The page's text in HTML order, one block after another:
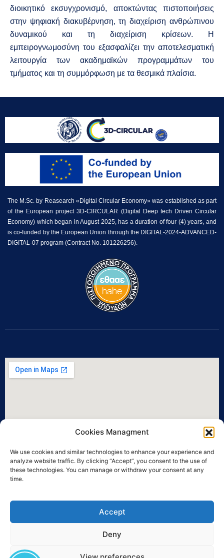
Cookies Managment
We use cookies and similar technologies to enhance your experience and
analyze website traffic. By clicking “Accept”, you consent to the use of
these technologies. You can manage or withdraw your consent at any
time.
Accept
Deny
διοικητικό εκσυγχρονισμό, αποκτώντας πιστοποιήσεις
στην ψηφιακή διακυβέρνηση, τη διαχείριση ανθρώπινου
δυναμικού και τη διαχείριση κρίσεων. Η
εμπειρογνωμοσύνη του εξασφαλίζει την αποτελεσματική
λειτουργία των ακαδημαϊκών προγραμμάτων του
τμήματος και τη συμμόρφωση με τα θεσμικά πλαίσια.
The M.Sc. by Reasearch «Digital Circular Economy» was established as part
of the European project 3D-CIRCULAR (Digital Deep tech Driven Circular
Economy) which began in August 2025, has a duration of four (4) years, and
is co-funded by the European Union through the DIGITAL-2024-ADVANCED-
DIGITAL-07 program (Contract No. 101226256).